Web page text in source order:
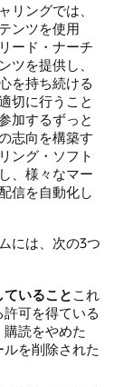
リングでは、
ンツを使用
ード・ナーチ
ツを提供し、
を持ち続ける
切に行うこと
加するずっと
志向を構築す
ング・ソフト
、様々なマー
信を自動化し
には、次の3つ
いること これ
可を得ている
読をやめた
を削除された